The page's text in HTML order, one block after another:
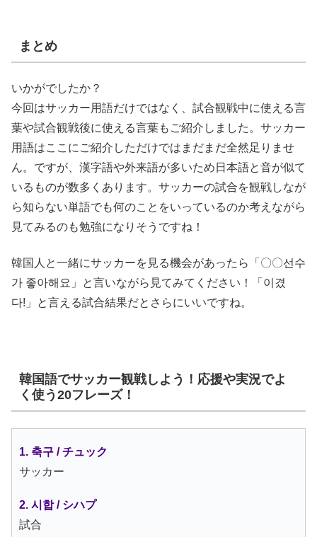
まとめ
いかがでしたか？
今回はサッカー用語だけではなく、試合観戦中に使える言
葉や試合観戦後に使える言葉もご紹介しました。サッカー
用語はここにご紹介しただけではまだまだ全然足りませ
ん。ですが、漢字語や外来語が多いため日本語と音が似て
いるものが数多くあります。サッカーの試合を観戦しなが
ら知らない単語でも何のことをいっているのか考えながら
見てみるのも勉強になりそうですね！
韓国人と一緒にサッカーを見る機会があったら「〇〇선수
가 좋아해요」と言いながら見てみてください！「이겼
다!」と言える試合結果だとさらにいいですね。
韓国語でサッカー観戦しよう！応援や実況でよ
く使う20フレーズ！
1. 축구 / チュック
サッカー
2. 시합 / シハプ
試合